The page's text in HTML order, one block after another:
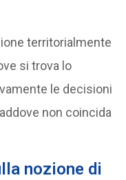
territorialmente
si trova lo
le decisioni
non coincida
nozione di